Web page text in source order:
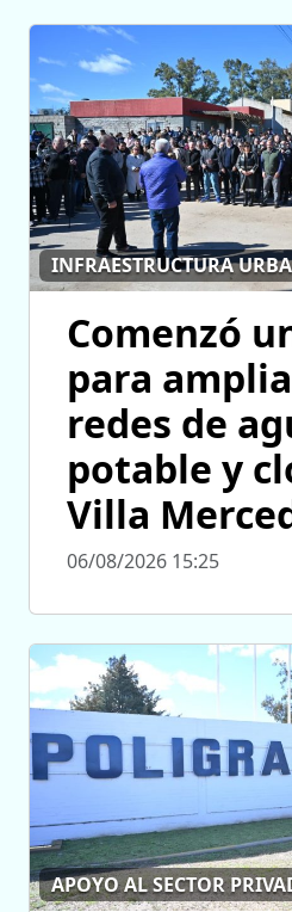
INFRAESTRUCTURA
Comenzó
para
redes de
potable y
Villa
06/08/2026 15:25
APOYO AL SECTOR